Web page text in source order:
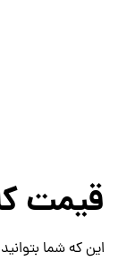
قیمت
این که شما